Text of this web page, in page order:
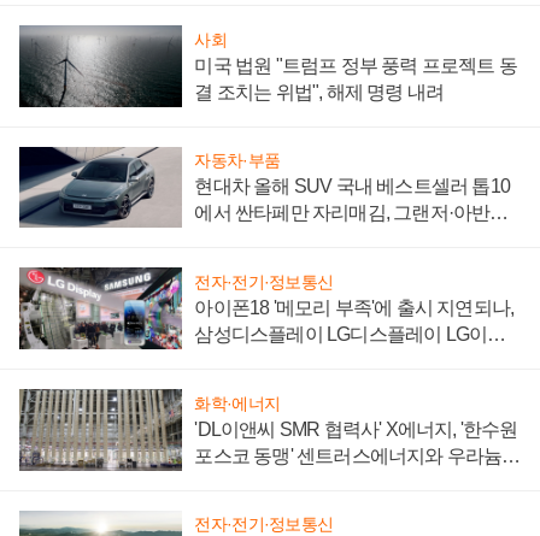
사회
미국 법원 "트럼프 정부 풍력 프로젝트 동
결 조치는 위법", 해제 명령 내려
자동차·부품
현대차 올해 SUV 국내 베스트셀러 톱10
에서 싼타페만 자리매김, 그랜저·아반떼
전자·전기·정보통신
아이폰18 '메모리 부족'에 출시 지연되나,
삼성디스플레이 LG디스플레이 LG이노
화학·에너지
'DL이앤씨 SMR 협력사' X에너지, '한수원
포스코 동맹' 센트러스에너지와 우라늄
전자·전기·정보통신